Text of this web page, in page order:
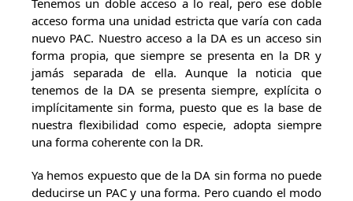
Tenemos un doble acceso a lo real, pero ese doble
acceso forma una unidad estricta que varía con cada
nuevo PAC. Nuestro acceso a la DA es un acceso sin
forma propia, que siempre se presenta en la DR y
jamás separada de ella. Aunque la noticia que
tenemos de la DA se presenta siempre, explícita o
implícitamente sin forma, puesto que es la base de
nuestra flexibilidad como especie, adopta siempre
una forma coherente con la DR.
Ya hemos expuesto que de la DA sin forma no puede
deducirse un PAC y una forma. Pero cuando el modo